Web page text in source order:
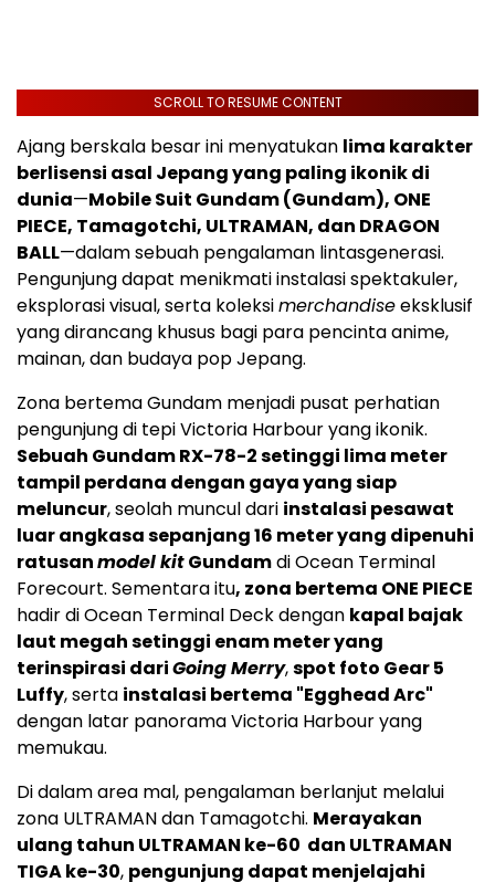
SCROLL TO RESUME CONTENT
Ajang berskala besar ini menyatukan lima karakter
berlisensi asal Jepang yang paling ikonik di
dunia—Mobile Suit Gundam (Gundam), ONE
PIECE, Tamagotchi, ULTRAMAN, dan DRAGON
BALL—dalam sebuah pengalaman lintasgenerasi.
Pengunjung dapat menikmati instalasi spektakuler,
eksplorasi visual, serta koleksimerchandiseeksklusif
yang dirancang khusus bagi para pencinta anime,
mainan, dan budaya pop Jepang.
Zona bertema Gundam menjadi pusat perhatian
pengunjung di tepi Victoria Harbour yang ikonik.
Sebuah Gundam RX-78-2 setinggi lima meter
tampil perdana dengan gaya yang siap
meluncur, seolah muncul dari instalasi pesawat
luar angkasa sepanjang 16 meter yang dipenuhi
ratusanmodel kitGundamdi Ocean Terminal
Forecourt. Sementara itu, zona bertema ONE PIECE
hadir di Ocean Terminal Deck dengan kapal bajak
laut megah setinggi enam meter yang
terinspirasi dariGoing Merry,spot foto Gear 5
Luffy, serta instalasi bertema "Egghead Arc"
dengan latar panorama Victoria Harbour yang
memukau.
Di dalam area mal, pengalaman berlanjut melalui
zona ULTRAMAN dan Tamagotchi. Merayakan
ulang tahun ULTRAMAN ke-60 dan ULTRAMAN
TIGA ke-30, pengunjung dapat menjelajahi